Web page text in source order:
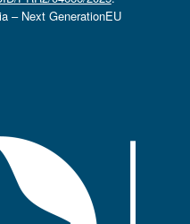
– Next GenerationEU